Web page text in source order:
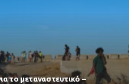
το μεταναστευτικό –